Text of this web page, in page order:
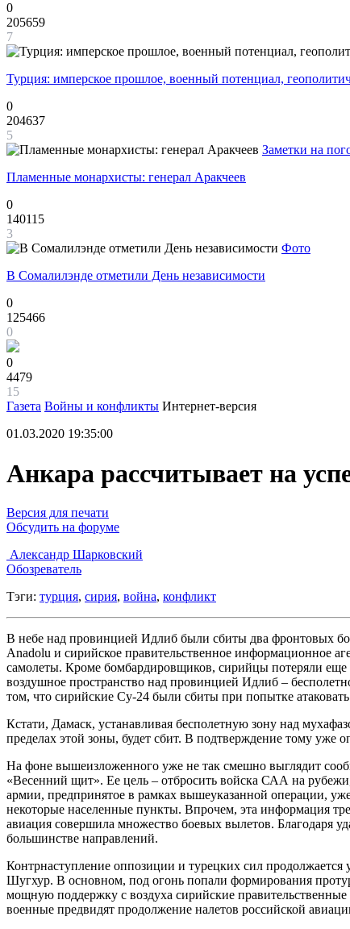
0
205659
7
Турция: имперское прошлое, военный потенциал,
0
204637
5
Заметки на
Пламенные монархисты: генерал Аракчеев
0
140115
3
Фото
В Сомалилэнде отметили День независимости
0
125466
0
0
4479
15
Газета Войны и конфликты Интернет-версия
01.03.2020 19:35:00
Анкара рассчитывает на
Версия для печати
Обсудить на форуме
Александр Шарковский
Обозреватель
Тэги: турция, сирия, война, конфликт
В небе над провинцией Идлиб были сбиты два фронтовых
Anadolu и сирийское правительственное информационное
самолеты. Кроме бомбардировщиков, сирийцы потеряли
воздушное пространство над провинцией Идлиб –
том, что сирийские Су-24 были сбиты при попытке
Кстати, Дамаск, устанавливая бесполетную зону над
пределах этой зоны, будет сбит. В подтверждение тому уже
На фоне вышеизложенного уже не так смешно выглядит
«Весенний щит». Ее цель – отбросить войска САА на
армии, предпринятое в рамках вышеуказанной операции,
некоторые населенные пункты. Впрочем, эта информация
авиация совершила множество боевых вылетов. Благодаря
большинстве направлений.
Контрнаступление оппозиции и турецких сил
Шугхур. В основном, под огонь попали формирования
мощную поддержку с воздуха сирийские
военные предвидят продолжение налетов российской